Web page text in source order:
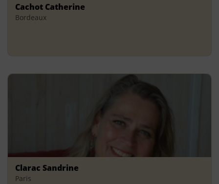
Cachot Catherine
Bordeaux
Clarac Sandrine
Paris